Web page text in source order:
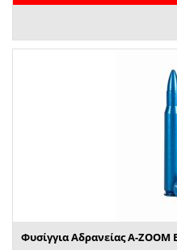
Φυσίγγια Αδρανείας A-ZOOM